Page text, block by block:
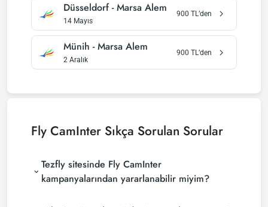
Düsseldorf-Marsa Alem
14 Mayıs
900 TL’den
Münih -Marsa Alem
2 Aralık
900 TL’den
Fly CamInter Sıkça Sorulan Sorular
Tezfly sitesinde Fly CamInter
kampanyalarından yararlanabilir miyim?